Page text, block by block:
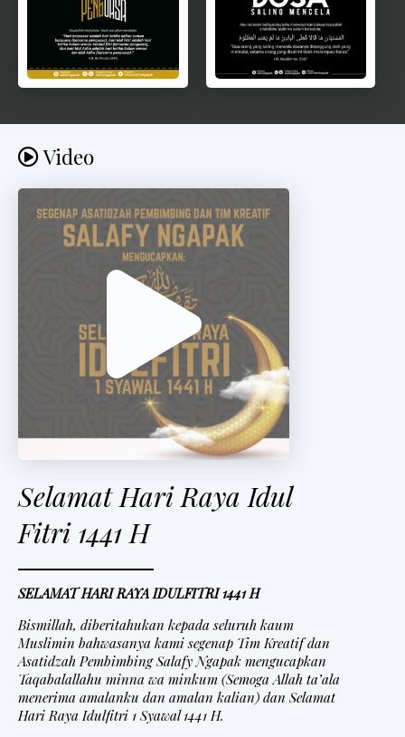
Video
Selamat Hari Raya Idul
Fitri 1441 H
SELAMAT HARI RAYA IDULFITRI 1441 H
Bismillah, diberitahukan kepada seluruh kaum
Muslimin bahwasanya kami segenap Tim Kreatif dan
Asatidzah Pembimbing Salafy Ngapak mengucapkan
Taqabalallahu minna wa minkum (Semoga Allah ta’ala
menerima amalanku dan amalan kalian) dan Selamat
Hari Raya Idulfitri 1 Syawal 1441 H.